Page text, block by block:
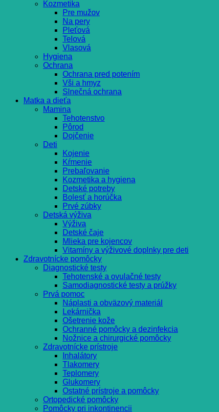
Kozmetika
Pre mužov
Na pery
Pleťová
Telová
Vlasová
Hygiena
Ochrana
Ochrana pred potením
Vši a hmyz
Slnečná ochrana
Matka a dieťa
Mamina
Tehotenstvo
Pôrod
Dojčenie
Deti
Kojenie
Kŕmenie
Prebaľovanie
Kozmetika a hygiena
Detské potreby
Bolesť a horúčka
Prvé zúbky
Detská výživa
Výživa
Detské čaje
Mlieka pre kojencov
Vitamíny a výživové doplnky pre deti
Zdravotnícke pomôcky
Diagnostické testy
Tehotenské a ovulačné testy
Samodiagnostické testy a prúžky
Prvá pomoc
Náplasti a obväzový materiál
Lekárnička
Ošetrenie kože
Ochranné pomôcky a dezinfekcia
Nožnice a chirurgické pomôcky
Zdravotnícke prístroje
Inhalátory
Tlakomery
Teplomery
Glukomery
Ostatné prístroje a pomôcky
Ortopedické pomôcky
Pomôcky pri inkontinencii